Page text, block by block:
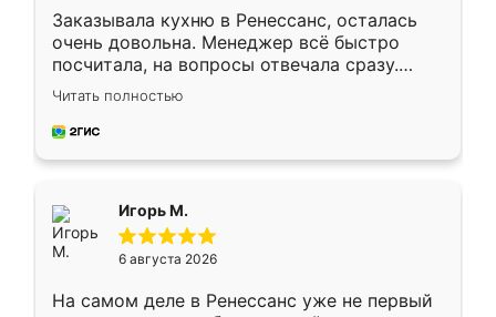
Заказывала кухню в Ренессанс, осталась
очень довольна. Менеджер всё быстро
посчитала, на вопросы отвечала сразу.
Замерщик приехал в субботу, подошёл к
делу со всей ответственностью. Собрали
за день, ребята работали аккуратно, даже
Читать полностью
Игорь М.
6 августа 2026
На самом деле в Ренессанс уже не первый